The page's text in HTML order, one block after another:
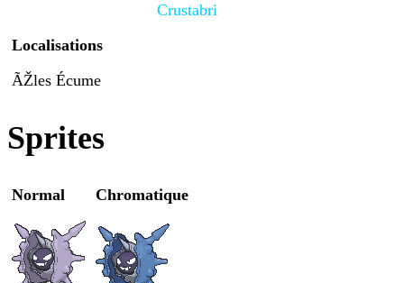
Crustabri
Localisations
ÃŽles Écume
Sprites
Normal Chromatique